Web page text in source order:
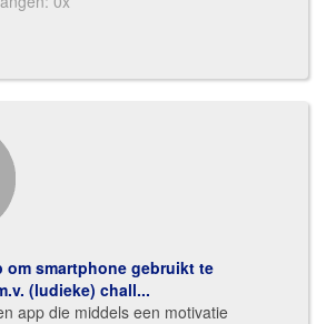
om smartphone gebruikt te
(ludieke) chall...
app die middels een motivatie